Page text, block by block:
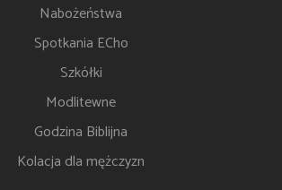
Nabożeństwa
Spotkania ECho
Szkółki
Modlitewne
Godzina Biblijna
Kolacja dla mężczyzn